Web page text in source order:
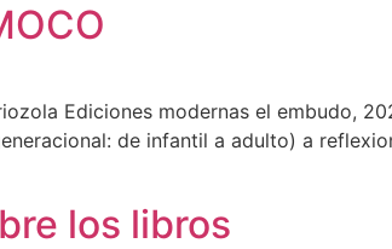
Ediciones modernas el
de infantil a adulto) a
los libros